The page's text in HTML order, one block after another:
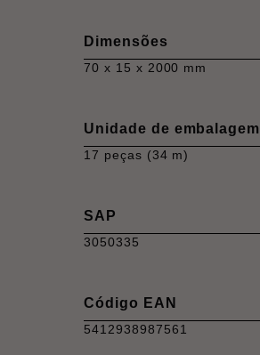
Dimensões
70 x 15 x 2000 mm
Unidade de embalagem
17 peças (34 m)
SAP
3050335
Código EAN
5412938987561